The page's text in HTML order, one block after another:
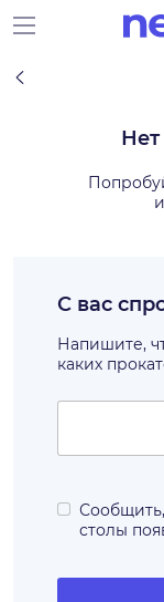
С вас
Напишите,
каких
столы